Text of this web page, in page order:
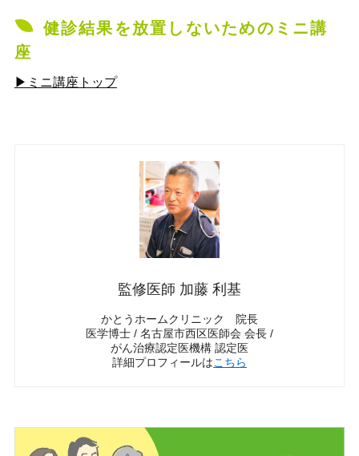
健診結果を放置しないためのミニ講
座
▶ミニ講座トップ
監修医師 加藤 利基
かとうホームクリニック 院長
医学博士 / 名古屋市西区医師会 会長 /
がん治療認定医機構 認定医
詳細プロフィールはこちら